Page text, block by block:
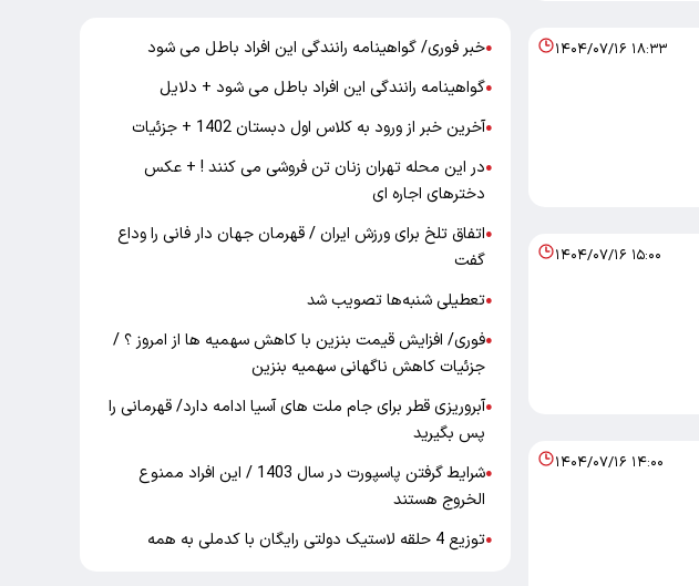
۱۴۰۴/۰۷/۱۶ ۱۸:۳۳
۱۴۰۴/۰۷/۱۶ ۱۵:۰۰
۱۴۰۴/۰۷/۱۶ ۱۴:۰۰
●خبر فوری/ گواهینامه رانندگی این افراد باطل می شود
●گواهینامه رانندگی این افراد باطل می شود + دلایل
●آخرین خبر از ورود به کلاس اول دبستان 1402 + جزئیات
●در این محله تهران زنان تن فروشی می کنند ! + عکس
دخترهای اجاره ای
●اتفاق تلخ برای ورزش ایران / قهرمان جهان دار فانی را وداع
گفت
●تعطیلی شنبه‌ها تصویب شد
●فوری/ افزایش قیمت بنزین با کاهش سهمیه ها از امروز ؟ /
جزئیات کاهش ناگهانی سهمیه بنزین
●آبروریزی قطر برای جام ملت های آسیا ادامه دارد/ قهرمانی را
پس بگیرید
●
شرایط گرفتن پاسپورت در سال 1403 / این افراد ممنوع
الخروج هستند
●توزیع 4 حلقه لاستیک دولتی رایگان با کدملی به همه